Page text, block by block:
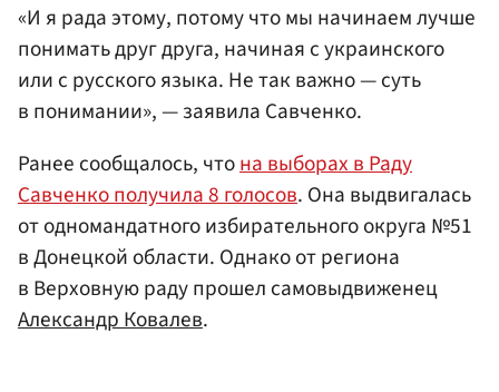
«И я рада этому, потому что мы начинаем лучше
понимать друг друга, начиная с украинского
или с русского языка. Не так важно — суть
в понимании», — заявила Савченко.
Ранее сообщалось, чтона выборах в Раду
Савченко получила 8 голосов. Она выдвигалась
от одномандатного избирательного округа №51
в Донецкой области. Однако от региона
в Верховную раду прошел самовыдвиженец
Александр Ковалев.